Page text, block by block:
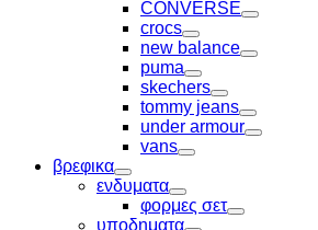
CONVERSE
Toggle
crocs
Toggle
new balance
Toggle
puma
Toggle
skechers
Toggle
tommy jeans
Toggle
under armour
Toggle
vans
Toggle
βρεφικα
Toggle
ενδυματα
Toggle
φορμες σετ
Toggle
υποδηματα